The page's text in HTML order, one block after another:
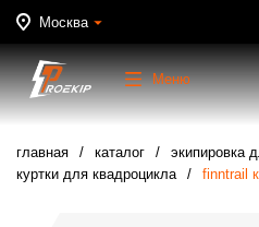
Москва
Меню
главная каталог
экипировка
куртки для квадроцикла
finntrail